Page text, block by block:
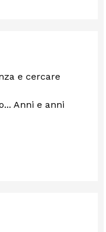
e cercare
Anni e anni